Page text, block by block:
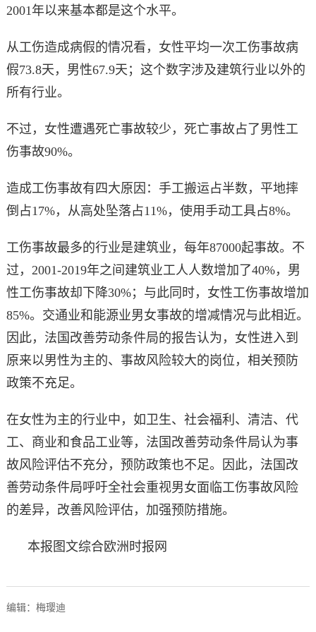
2001年以来基本都是这个水平。
从工伤造成病假的情况看，女性平均一次工伤事故病
假73.8天，男性67.9天；这个数字涉及建筑行业以外的
所有行业。
不过，女性遭遇死亡事故较少，死亡事故占了男性工
伤事故90%。
造成工伤事故有四大原因：手工搬运占半数，平地摔
倒占17%，从高处坠落占11%，使用手动工具占8%。
工伤事故最多的行业是建筑业，每年87000起事故。不
过，2001-2019年之间建筑业工人人数增加了40%，男
性工伤事故却下降30%；与此同时，女性工伤事故增加
85%。交通业和能源业男女事故的增减情况与此相近。
因此，法国改善劳动条件局的报告认为，女性进入到
原来以男性为主的、事故风险较大的岗位，相关预防
政策不充足。
在女性为主的行业中，如卫生、社会福利、清洁、代
工、商业和食品工业等，法国改善劳动条件局认为事
故风险评估不充分，预防政策也不足。因此，法国改
善劳动条件局呼吁全社会重视男女面临工伤事故风险
的差异，改善风险评估，加强预防措施。
本报图文综合欧洲时报网
编辑：梅璎迪